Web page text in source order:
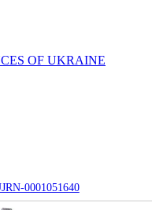
OF UKRAINE
0001051640